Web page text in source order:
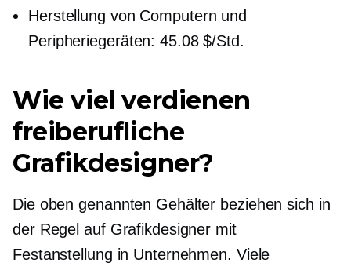
Herstellung von Computern und
Peripheriegeräten: 45.08 $/Std.
Wie viel verdienen
freiberufliche
Grafikdesigner?
Die oben genannten Gehälter beziehen sich in
der Regel auf Grafikdesigner mit
Festanstellung in Unternehmen. Viele